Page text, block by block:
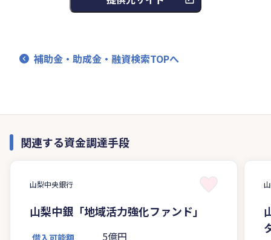
補助金・助成金・融資検索TOPへ
関連する資金調達手段
山梨中央銀行
山梨中銀「地域活力強化ファンド」
借入可能額 5億円